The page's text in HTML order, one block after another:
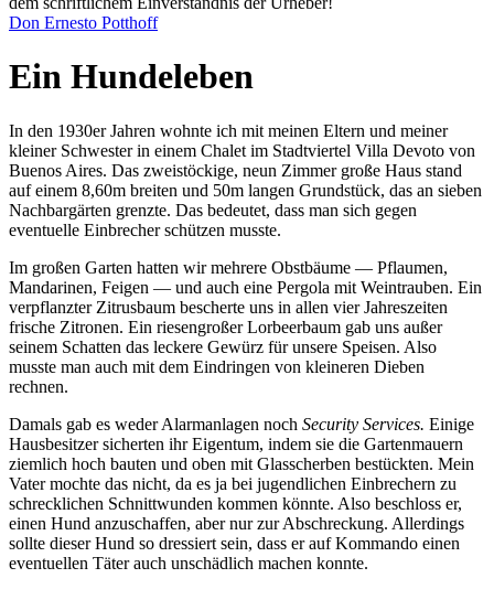
Don Ernesto Potthoff
Ein Hundeleben
In den 1930er Jahren wohnte ich mit meinen Eltern und meiner
kleiner Schwester in einem Chalet im Stadtviertel Villa Devoto von
Buenos Aires. Das zweistöckige, neun Zimmer große Haus stand
auf einem 8,60m breiten und 50m langen Grundstück, das an sieben
Nachbargärten grenzte. Das bedeutet, dass man sich gegen
eventuelle Einbrecher schützen musste.
Im großen Garten hatten wir mehrere Obstbäume — Pflaumen,
Mandarinen, Feigen — und auch eine Pergola mit Weintrauben. Ein
verpflanzter Zitrusbaum bescherte uns in allen vier Jahreszeiten
frische Zitronen. Ein riesengroßer Lorbeerbaum gab uns außer
seinem Schatten das leckere Gewürz für unsere Speisen. Also
musste man auch mit dem Eindringen von kleineren Dieben
rechnen.
Damals gab es weder Alarmanlagen noch Security Services. Einige
Hausbesitzer sicherten ihr Eigentum, indem sie die Gartenmauern
ziemlich hoch bauten und oben mit Glasscherben bestückten. Mein
Vater mochte das nicht, da es ja bei jugendlichen Einbrechern zu
schrecklichen Schnittwunden kommen könnte. Also beschloss er,
einen Hund anzuschaffen, aber nur zur Abschreckung. Allerdings
sollte dieser Hund so dressiert sein, dass er auf Kommando einen
eventuellen Täter auch unschädlich machen konnte.